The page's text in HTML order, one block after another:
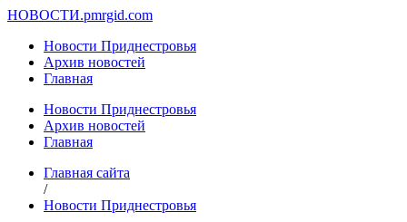
НОВОСТИ.pmrgid.com
Новости Приднестровья
Архив новостей
Главная
Новости Приднестровья
Архив новостей
Главная
Главная сайта
/
Новости Приднестровья